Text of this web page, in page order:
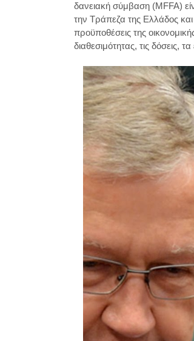
δανειακή σύμβαση (MFFA)
την Τράπεζα της Ελλάδος και
προϋποθέσεις της
διαθεσιμότητας, τις δόσεις,